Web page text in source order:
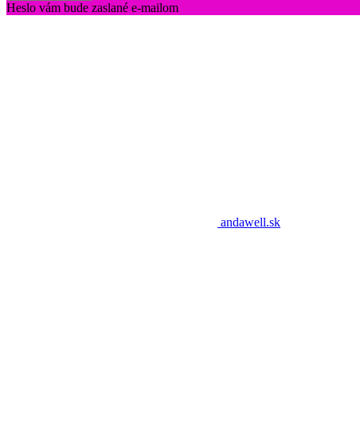
Heslo vám bude zaslané e-mailom
andawell.sk